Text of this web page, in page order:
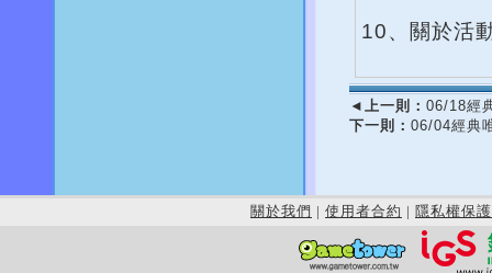
10、關於活
◄ 上一則： 06/18經
下一則： 06/04經典
關於我們 | 使用者合約 | 隱私權保護